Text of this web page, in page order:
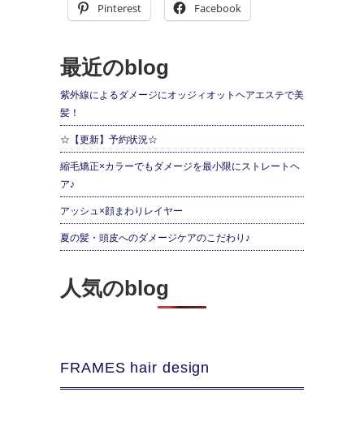
Pinterest Facebook
最近のblog
紫外線によるダメージにオッジィオットヘアエステで美
髪！
☆【更新】予約状況☆
縮毛矯正×カラーでもダメージを最小限にストレートヘ
ア♪
アッシュ×顔まわりレイヤー
夏の髪・頭皮へのダメージケアのこだわり♪
人気のblog
FRAMES hair design